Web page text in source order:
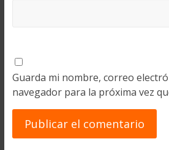
Guarda mi nombre, correo
navegador para la próxima vez